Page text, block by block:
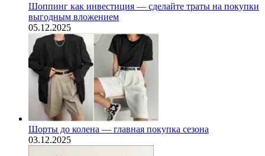
Шоппинг как инвестиция — сделайте траты на покупки
выгодным вложением
05.12.2025
Шорты до колена — главная покупка сезона
03.12.2025